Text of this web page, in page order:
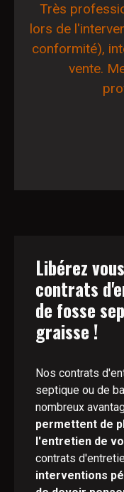
Très
lors de
conformité),
vente.
Libérez
contrats
de fosse
graisse !
Nos contrats
septique ou de
nombreux
permettent de
l'entretien de
contrats
interventions